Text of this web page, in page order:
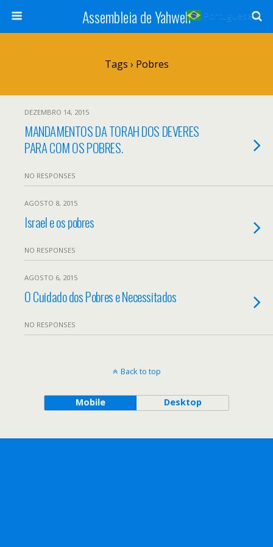
Assembleia de Yahweh
Tags › Pobres
DEZEMBRO 14, 2015
MANDAMENTOS DA TORAH DOS DEVERES
PARA COM OS POBRES.
NO RESPONSES
AGOSTO 8, 2015
Israel e os pobres
NO RESPONSES
AGOSTO 6, 2015
O Cuidado dos Pobres e Necessitados
NO RESPONSES
Back to top
Mobile Desktop
Portuguese ▼